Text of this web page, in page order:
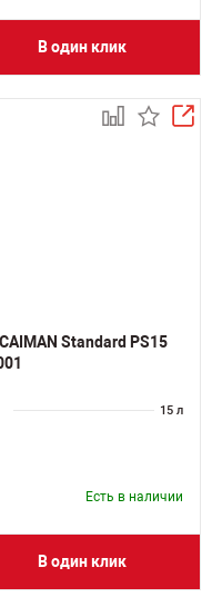
В один клик
Standard PS15
15 л
Есть в наличии
В один клик